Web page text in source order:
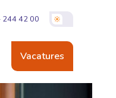
244 42 00
Vacatures